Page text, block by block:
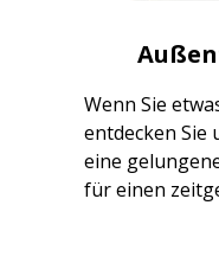
Wenn Sie
entdecken Sie
eine
für einen